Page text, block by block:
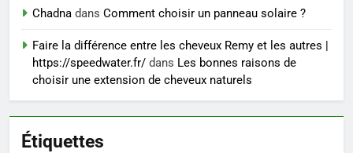
8
trouver un accompagnement
sérieux à un tarif juste ?
BIEN ÊTRE
Chadna dans Comment choisir un panneau solaire ?
Faire la différence entre les cheveux Remy et les autres |
https://speedwater.fr/ dans Les bonnes raisons de
choisir une extension de cheveux naturels
Étiquettes